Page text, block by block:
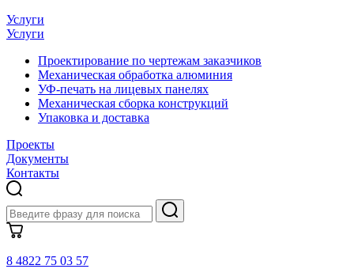
Услуги
Услуги
Проектирование по чертежам заказчиков
Механическая обработка алюминия
УФ-печать на лицевых панелях
Механическая сборка конструкций
Упаковка и доставка
Проекты
Документы
Контакты
8 4822 75 03 57